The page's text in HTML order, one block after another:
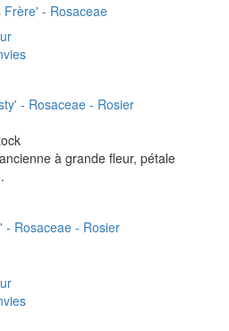
Frère' - Rosaceae
à grande fleur, pétale
- Rosaceae - Rosier